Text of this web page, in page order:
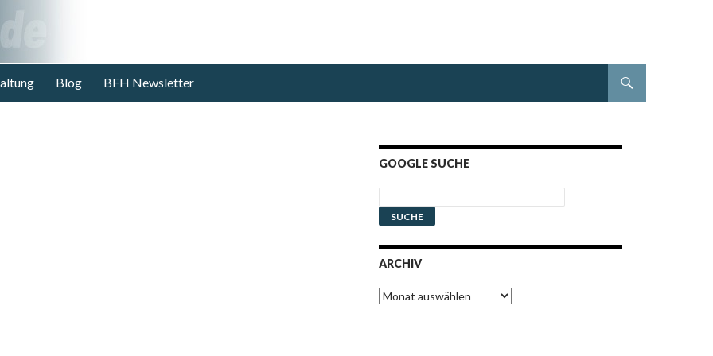
Blog BFH Newsletter
GOOGLE SUCHE
ARCHIV
Archiv